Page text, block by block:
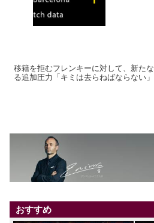
移籍を拒むフレンキーに対して、新たな
る追加圧力「キミは去らねばならない」
おすすめ